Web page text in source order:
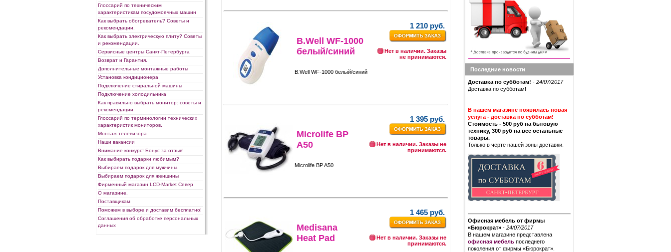
Глоссарий по техническим
характеристикам посудомоечных машин
Как выбрать обогреватель? Советы и
рекомендации.
Как выбрать электрическую плиту? Советы
и рекомендации.
Сервисные центры Санкт-Петербурга
Возврат и Гарантия.
Дополнительные монтажные работы
Установка кондиционера
Подключение стиральной машины
Подключение холодильника
Как правильно выбрать монитор: советы и
рекомендации.
Глоссарий по терминологии технических
характеристик мониторов.
Монтаж телевизора
Наши вакансии
Внимание конкурс! Бонус за отзыв!
Как выбирать подарки любимым?
Выбираем подарок для мужчины.
Выбираем подарок для женщины
Фирменный магазин LCD-Market Север
О магазине.
Поставщикам
Поможем в выборе и доставим бесплатно!
Соглашения об обработке персональных
данных
B.Well WF-1000
белый/синий
B.Well WF-1000 белый/синий
1 210 руб.
Нет в наличии. Заказы
не принимаются.
Microlife BP
A50
Microlife BP A50
1 395 руб.
Нет в наличии. Заказы не
принимаются.
Medisana
Heat Pad
1 465 руб.
Нет в наличии. Заказы не
принимаются.
Последние новости
Доставка по субботам! - 24/07/2017
Доставка по субботам!
В нашем магазине появилась новая
услуга - доставка по субботам!
Стоимость - 500 руб на бытовую
технику, 300 руб на все остальные
товары.
Только в черте нашей зоны доставки.
Офисная мебель от фирмы
«Бюрократ» - 24/07/2017
В нашем магазине представлена
офисная мебель последнего
поколения от фирмы «Бюрократ».